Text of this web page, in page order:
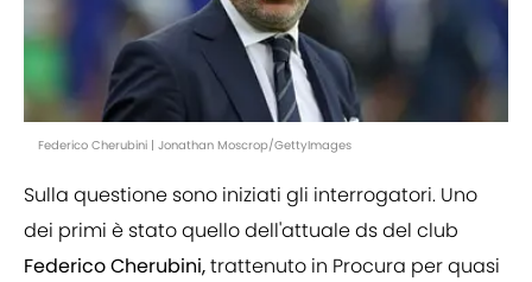
Federico Cherubini | Jonathan Moscrop/GettyImages
Sulla questione sono iniziati gli interrogatori. Uno
dei primi è stato quello dell'attuale ds del club
Federico Cherubini,trattenuto in Procura per quasi